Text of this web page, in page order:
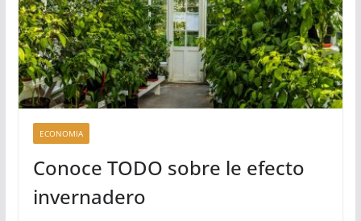
ECONOMIA
Conoce TODO sobre le efecto
invernadero